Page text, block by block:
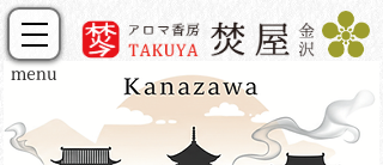
menu